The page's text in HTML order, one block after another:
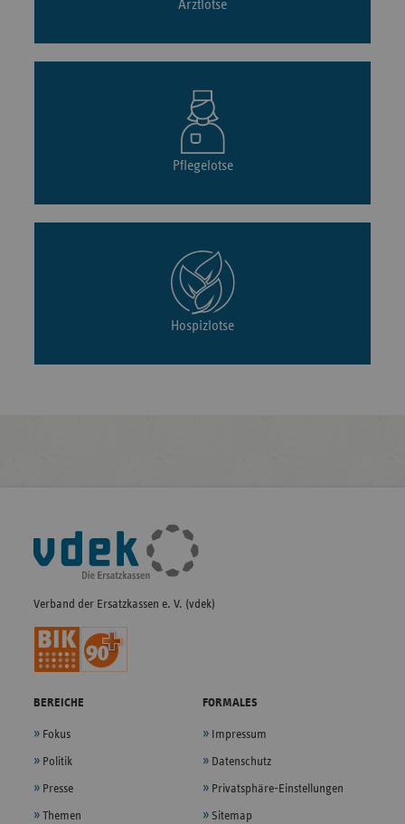
Arztlotse
Pflegelotse
Hospizlotse
Fußleisten-
Navigation
Verband der Ersatzkassen e. V. (vdek)
BEREICHE
Fokus
Politik
Presse
Themen
FORMALES
Impressum
Datenschutz
Privatsphäre-Einstellungen
Sitemap